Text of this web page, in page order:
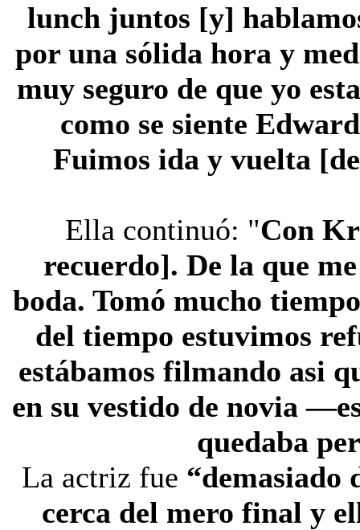
lunch juntos [y]
por una sólida hora y
muy seguro de que yo
como se siente
Fuimos ida y vuelta
Ella continuó: "Con
recuerdo]. De la que
boda. Tomó mucho
del tiempo estuvimos
estábamos filmando asi
en su vestido de novia
quedaba
La actriz fue “demasiado
cerca del mero final y